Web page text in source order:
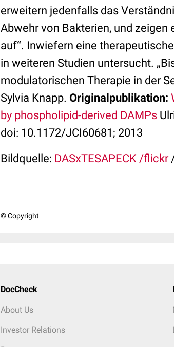
erweitern jedenfalls das
Abwehr von Bakterien, und
auf“. Inwiefern eine
in weiteren Studien untersucht.
modulatorischen Therapie in der
Sylvia Knapp. Originalpublikation:
by phospholipid-derived DAMPs
doi: 10.1172/JCI60681; 2013
Bildquelle: DASxTESAPECK /flickr
© Copyright
DocCheck
About Us
Investor Relations